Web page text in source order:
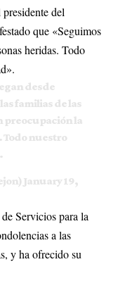
del
que «Seguimos
heridas. Todo
desde
familias de las
preocupación la
Todo nuestro
January 19,
Servicios para la
a las
y ha ofrecido su